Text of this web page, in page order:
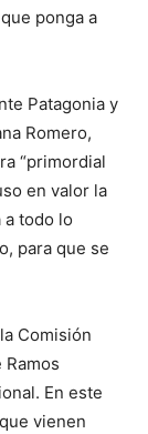
ponga a
Patagonia y
Romero,
“primordial
en valor la
todo lo
para que se
Comisión
En este
vienen